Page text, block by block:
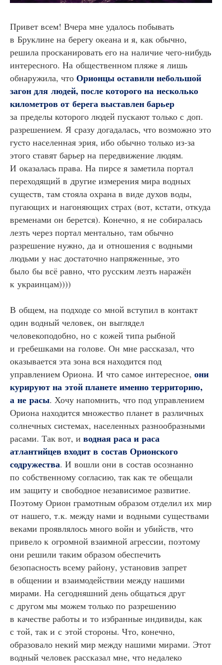
Привет всем! Вчера мне удалось побывать
в Бруклине на берегу океана и я, как обычно,
решила просканировать его на наличие чего-нибудь
интересного. На общественном пляже я лишь
обнаружила, что Орионцы оставили небольшой
загон для людей, после которого на несколько
километров от берега выставлен барьер
за пределы которого людей пускают только с доп.
разрешением. Я сразу догадалась, что возможно это
густо населенная эрия, ибо обычно только из-за
этого ставят барьер на передвижение людям.
И оказалась права. На пирсе я заметила портал
переходящий в другие измерения мира водных
существ, там стояла охрана в виде духов воды,
пугающих и нагоняющих страх (вот, кстати, откуда
временами он берется). Конечно, я не собиралась
лезть через портал ментально, там обычно
разрешение нужно, да и отношения с водными
людьми у нас достаточно напряженные, это
было бы всё равно, что русским лезть наражён
к украинцам))))
В общем, на подходе со мной вступил в контакт
один водный человек, он выглядел
человекоподобно, но с кожей типа рыбной
и гребешками на голове. Он мне рассказал, что
оказывается эта зона вся находится под
управлением Ориона. И что самое интересное, они
курируют на этой планете именно территорию,
а не расы. Хочу напомнить, что под управлением
Ориона находится множество планет в различных
солнечных системах, населенных разнообразными
расами. Так вот, и водная раса и раса
атлантийцев входит в состав Орионского
содружества. И вошли они в состав осознанно
по собственному согласию, так как те обещали
им защиту и свободное независимое развитие.
Поэтому Орион грамотным образом отделил их мир
от нашего, т.к. между нами и водными существами
веками проявлялось много войн и убийств, что
привело к огромной взаимной агрессии, поэтому
они решили таким образом обеспечить
безопасность всему району, установив запрет
в общении и взаимодействии между нашими
мирами. На сегодняшний день общаться друг
с другом мы можем только по разрешению
в качестве работы и то избранные индивиды, как
с той, так и с этой стороны. Что, конечно,
образовало некий мир между нашими мирами. Этот
водный человек рассказал мне, что недалеко